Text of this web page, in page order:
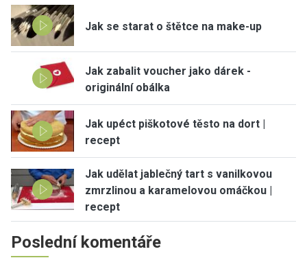
Jak se starat o štětce na make-up
Jak zabalit voucher jako dárek -
originální obálka
Jak upéct piškotové těsto na dort |
recept
Jak udělat jablečný tart s vanilkovou
zmrzlinou a karamelovou omáčkou |
recept
Poslední komentáře